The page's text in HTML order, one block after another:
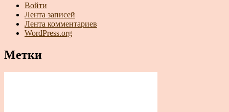
Войти
Лента записей
Лента комментариев
WordPress.org
Метки